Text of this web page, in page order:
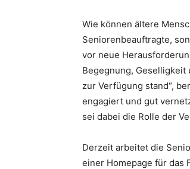
Wie können ältere
Seniorenbeauftragte,
vor neue
Begegnung,
zur Verfügung stand“,
engagiert und gut
sei dabei die Rolle der
Derzeit arbeitet die
einer Homepage für das